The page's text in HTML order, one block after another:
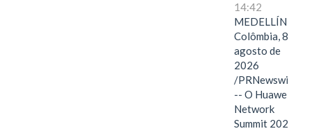
14:42
MEDELLÍN,
Colômbia, 8 de
agosto de
2026
/PRNewswire/
-- O Huawei
Network
Summit 2026